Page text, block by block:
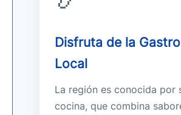
Disfruta de la
Local
La región es conocida por
cocina, que combina